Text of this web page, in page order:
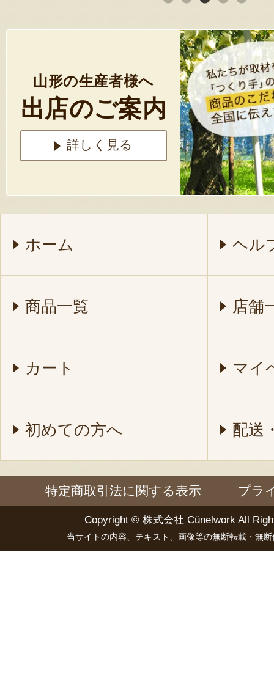
山形の生産者様へ
出店のご案内
詳しく見る
ホーム ヘル
商品一覧 店舗
カート マイ
初めての方へ 配送
特定商取引法に関する表示 プラ
Copyright © 株式会社 Cünelwork All
当サイトの内容、テキスト、画像等の無断転載・無